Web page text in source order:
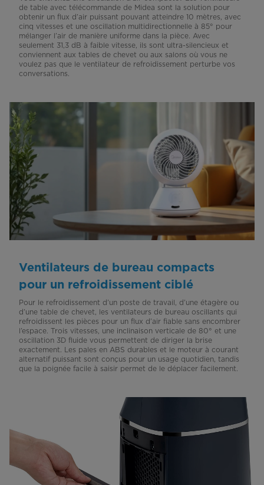
de table avec télécommande de Midea sont la solution pour
obtenir un flux d’air puissant pouvant atteindre 10 mètres, avec
cinq vitesses et une oscillation multidirectionnelle à 85° pour
mélanger l’air de manière uniforme dans la pièce. Avec
seulement 31,3 dB à faible vitesse, ils sont ultra-silencieux et
conviennent aux tables de chevet ou aux salons où vous ne
voulez pas que le ventilateur de refroidissement perturbe vos
conversations.
Ventilateurs de bureau compacts
pour un refroidissement ciblé
Pour le refroidissement d’un poste de travail, d’une étagère ou
d’une table de chevet, les ventilateurs de bureau oscillants qui
refroidissent les pièces pour un flux d’air fiable sans encombrer
l’espace. Trois vitesses, une inclinaison verticale de 80° et une
oscillation 3D fluide vous permettent de diriger la brise
exactement. Les pales en ABS durables et le moteur à courant
alternatif puissant sont conçus pour un usage quotidien, tandis
que la poignée facile à saisir permet de le déplacer facilement.